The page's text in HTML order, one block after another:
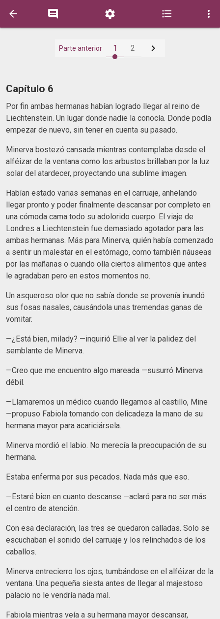
    
Parte anterior 1 2 
Capítulo 6
Por fin ambas hermanas habían logrado llegar al reino de
Liechtenstein. Un lugar donde nadie la conocía. Donde podía
empezar de nuevo, sin tener en cuenta su pasado.
Minerva bostezó cansada mientras contemplaba desde el
alféizar de la ventana como los arbustos brillaban por la luz
solar del atardecer, proyectando una sublime imagen.
Habían estado varias semanas en el carruaje, anhelando
llegar pronto y poder finalmente descansar por completo en
una cómoda cama todo su adolorido cuerpo. El viaje de
Londres a Liechtenstein fue demasiado agotador para las
ambas hermanas. Más para Minerva, quién había comenzado
a sentir un malestar en el estómago, como también náuseas
por las mañanas o cuando olía ciertos alimentos que antes
le agradaban pero en estos momentos no.
Un asqueroso olor que no sabía donde se provenía inundó
sus fosas nasales, causándola unas tremendas ganas de
vomitar.
—¿Está bien, milady? —inquirió Ellie al ver la palidez del
semblante de Minerva.
—Creo que me encuentro algo mareada —susurró Minerva
débil.
—Llamaremos un médico cuando llegamos al castillo, Mine
—propuso Fabiola tomando con delicadeza la mano de su
hermana mayor para acariciársela.
Minerva mordió el labio. No merecía la preocupación de su
hermana.
Estaba enferma por sus pecados. Nada más que eso.
—Estaré bien en cuanto descanse —aclaró para no ser más
el centro de atención.
Con esa declaración, las tres se quedaron calladas. Solo se
escuchaban el sonido del carruaje y los relinchados de los
caballos.
Minerva entrecierro los ojos, tumbándose en el alféizar de la
ventana. Una pequeña siesta antes de llegar al majestoso
palacio no le vendría nada mal.
Fabiola mientras veía a su hermana mayor descansar,